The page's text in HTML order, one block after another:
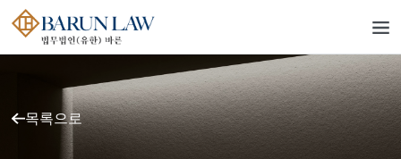
목록으로